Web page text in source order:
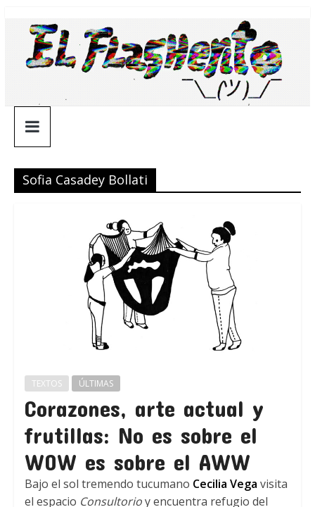
contenido
¯\_(ツ)_/
¯
Sofia Casadey Bollati
TEXTOS ÚLTIMAS
Corazones, arte actual y
frutillas: No es sobre el
WOW es sobre el AWW
Bajo el sol tremendo tucumano Cecilia Vega visita
el espacio Consultorioy encuentra refugio del